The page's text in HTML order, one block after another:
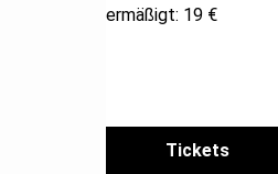
ermäßigt: 19 €
Tickets